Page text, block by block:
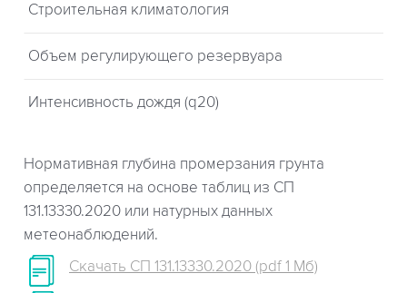
Строительная климатология
Объем регулирующего резервуара
Интенсивность дождя (q20)
Нормативная глубина промерзания грунта
определяется на основе таблиц из СП
131.13330.2020 или натурных данных
метеонаблюдений.
Скачать СП 131.13330.2020 (pdf 1 Мб)